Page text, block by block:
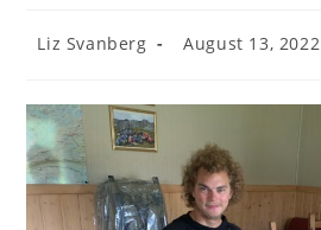
Post
Liz Svanberg
Post
August 13, 2022